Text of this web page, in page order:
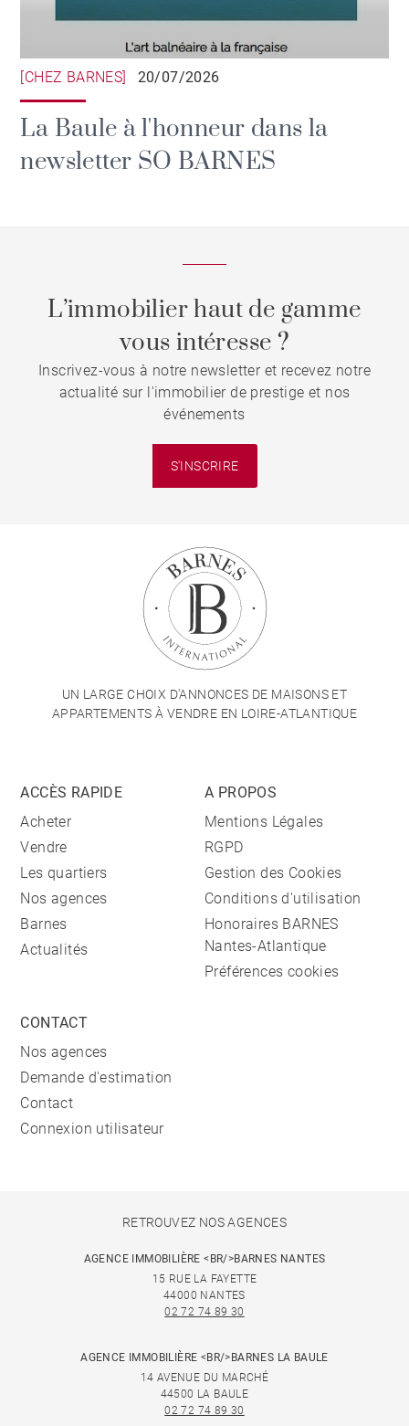
[CHEZ BARNES] 20/07/2026
La Baule à l'honneur dans la
newsletter SO BARNES
L’immobilier haut de gamme
vous intéresse ?
Inscrivez-vous à notre newsletter et recevez notre
actualité sur l'immobilier de prestige et nos
événements
S'INSCRIRE
UN LARGE CHOIX D'ANNONCES DE MAISONS ET
APPARTEMENTS À VENDRE EN LOIRE-ATLANTIQUE
ACCÈS RAPIDE
Acheter
Vendre
Les quartiers
Nos agences
Barnes
Actualités
A PROPOS
Mentions Légales
RGPD
Gestion des Cookies
Conditions d'utilisation
Honoraires BARNES
Nantes-Atlantique
Préférences cookies
CONTACT
Nos agences
Demande d'estimation
Contact
Connexion utilisateur
RETROUVEZ NOS AGENCES
AGENCE IMMOBILIÈRE <BR/>BARNES NANTES
15 RUE LA FAYETTE
44000 NANTES
02 72 74 89 30
AGENCE IMMOBILIÈRE <BR/>BARNES LA BAULE
14 AVENUE DU MARCHÉ
44500 LA BAULE
02 72 74 89 30